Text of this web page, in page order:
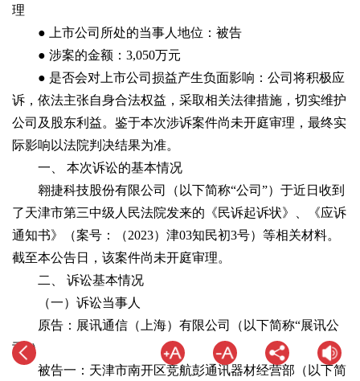
理
● 上市公司所处的当事人地位：被告
● 涉案的金额：3,050万元
● 是否会对上市公司损益产生负面影响：公司将积极应
诉，依法主张自身合法权益，采取相关法律措施，切实维护
公司及股东利益。鉴于本次涉诉案件尚未开庭审理，最终实
际影响以法院判决结果为准。
一、 本次诉讼的基本情况
翱捷科技股份有限公司（以下简称“公司”）于近日收到
了天津市第三中级人民法院发来的《民诉起诉状》、《应诉
通知书》（案号：（2023）津03知民初3号）等相关材料。
截至本公告日，该案件尚未开庭审理。
二、 诉讼基本情况
（一）诉讼当事人
原告：展讯通信（上海）有限公司（以下简称“展讯公
司”）
被告一：天津市南开区竞航彭通讯器材经营部（以下简